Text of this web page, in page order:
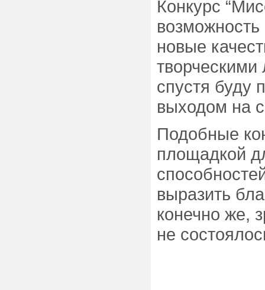
Конкурс
новые
спустя буду
выходом на
Подобные
площадкой
выразить
конечно же,
не